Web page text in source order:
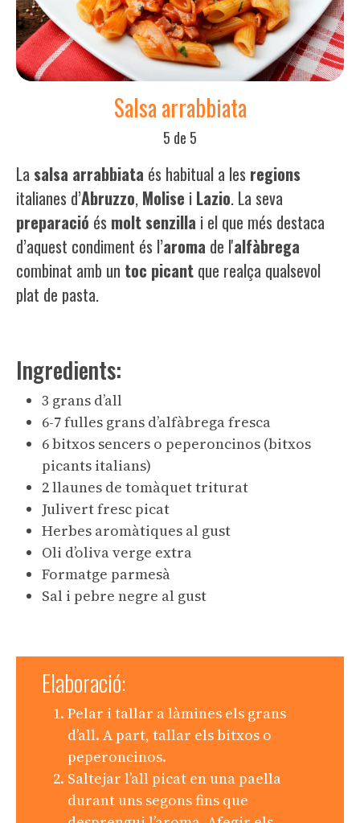
Salsa arrabbiata
5 de 5
La salsa arrabbiata és habitual a les regions
italianes d’Abruzzo, Molise i Lazio. La seva
preparació és molt senzilla i el que més destaca
d’aquest condiment és l’aroma de l'alfàbrega
combinat amb un toc picant que realça qualsevol
plat de pasta.
Ingredients:
3 grans d’all
6-7 fulles grans d’alfàbrega fresca
6 bitxos sencers o peperoncinos (bitxos
picants italians)
2 llaunes de tomàquet triturat
Julivert fresc picat
Herbes aromàtiques al gust
Oli d’oliva verge extra
Formatge parmesà
Sal i pebre negre al gust
Elaboració:
Pelar i tallar a làmines els grans
d’all. A part, tallar els bitxos o
peperoncinos.
Saltejar l’all picat en una paella
durant uns segons fins que